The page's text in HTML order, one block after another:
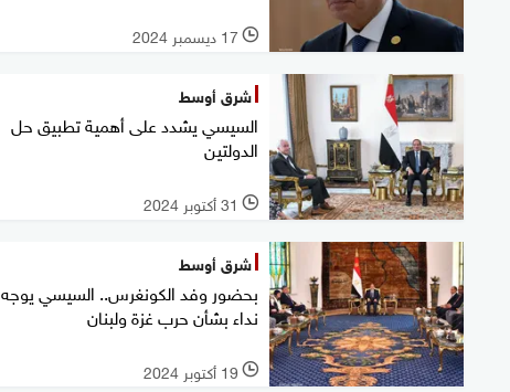
l 17 ديسمبر 2024
شرق أوسط
السيسي يشدد على أهمية تطبيق حل
الدولتين
l 31 أكتوبر 2024
شرق أوسط
بحضور وفد الكونغرس.. السيسي يوجه
نداء بشأن حرب غزة ولبنان
l 19 أكتوبر 2024